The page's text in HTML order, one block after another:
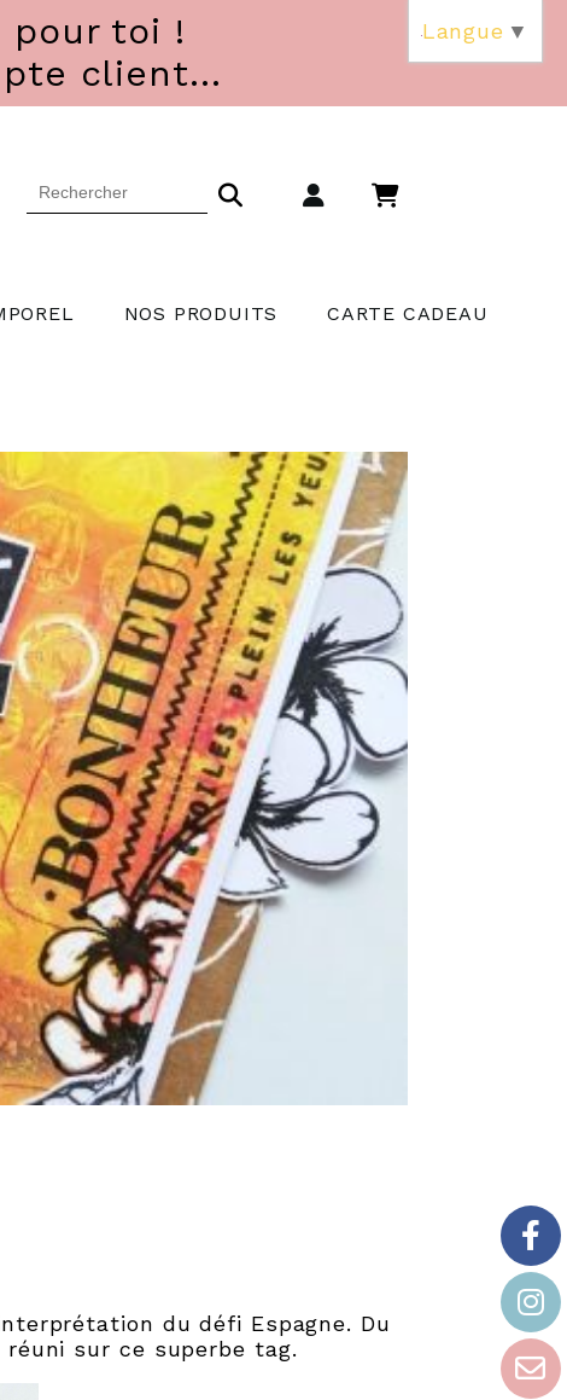
pour toi !
client...
NOS PRODUITS CARTE CADEAU
du défi Espagne. Du
sur ce superbe tag.
Langue ▼